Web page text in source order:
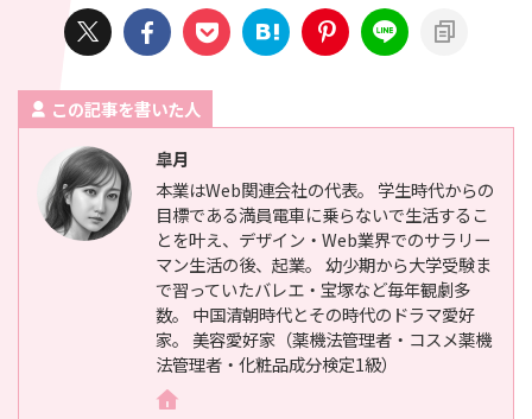
この記事を書いた人
皐月
本業はWeb関連会社の代表。 学生時代からの
目標である満員電車に乗らないで生活するこ
とを叶え、デザイン・Web業界でのサラリー
マン生活の後、起業。 幼少期から大学受験ま
で習っていたバレエ・宝塚など毎年観劇多
数。 中国清朝時代とその時代のドラマ愛好
家。 美容愛好家（薬機法管理者・コスメ薬機
法管理者・化粧品成分検定1級）